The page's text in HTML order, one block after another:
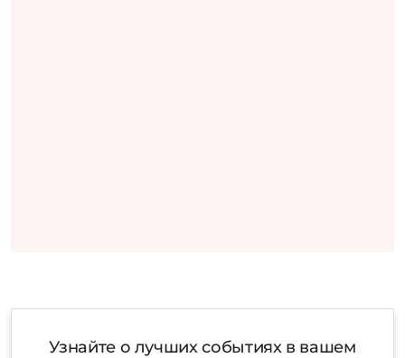
Узнайте о лучших событиях в вашем